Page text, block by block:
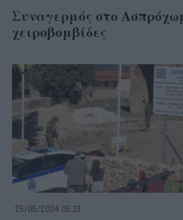
Συναγερμός στο
χειροβομβίδες
25/05/2024 05:23